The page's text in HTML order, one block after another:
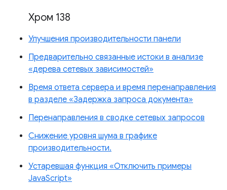
Хром 138
Улучшения производительности панели
Предварительно связанные истоки в анализе
«дерева сетевых зависимостей»
Время ответа сервера и время перенаправления
в разделе «Задержка запроса документа»
Перенаправления в сводке сетевых запросов
Снижение уровня шума в графике
производительности.
Устаревшая функция «Отключить примеры
JavaScript»